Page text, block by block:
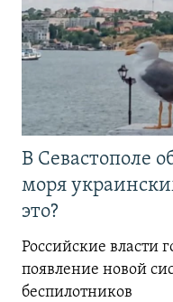
В Севастополе
моря
это?
Российские власти
появление новой
беспилотников